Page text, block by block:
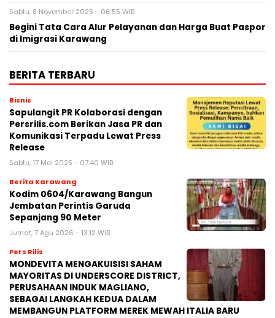
Sabtu, 8 November 2025 - 06:55 WIB
Begini Tata Cara Alur Pelayanan dan Harga Buat Paspor
di Imigrasi Karawang
BERITA TERBARU
Bisnis
Sapulangit PR Kolaborasi dengan
Persrilis.com Berikan Jasa PR dan
Komunikasi Terpadu Lewat Press
Release
Sabtu, 17 Mei 2025 - 07:40 WIB
Berita Karawang
Kodim 0604/Karawang Bangun
Jembatan Perintis Garuda
Sepanjang 90 Meter
Jumat, 7 Agu 2026 - 13:12 WIB
Pers Rilis
MONDEVITA MENGAKUISISI SAHAM
MAYORITAS DI UNDERSCORE DISTRICT,
PERUSAHAAN INDUK MAGLIANO,
SEBAGAI LANGKAH KEDUA DALAM
MEMBANGUN PLATFORM MEREK MEWAH ITALIA BARU